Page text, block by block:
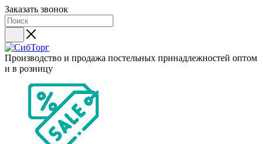
Заказать звонок
Производство и продажа постельных принадлежностей оптом
и в розницу